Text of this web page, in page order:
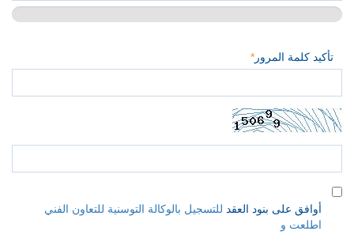
تأكيد كلمة المرور *
أوافق على بنود العقد للتسجيل بالوكالة التوسنية للتعاون الفني
اطلعت و